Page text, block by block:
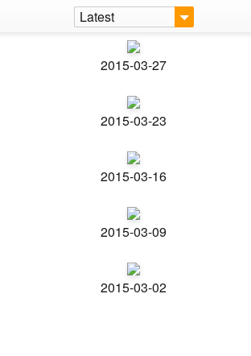
Latest
2015-03-27
2015-03-23
2015-03-16
2015-03-09
2015-03-02